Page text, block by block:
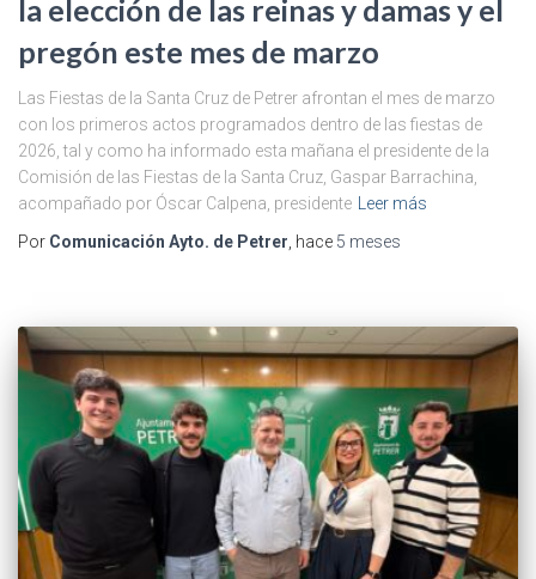
la elección de las reinas y damas y el
pregón este mes de marzo
Las Fiestas de la Santa Cruz de Petrer afrontan el mes de marzo
con los primeros actos programados dentro de las fiestas de
2026, tal y como ha informado esta mañana el presidente de la
Comisión de las Fiestas de la Santa Cruz, Gaspar Barrachina,
acompañado por Óscar Calpena, presidente Leer más
Por Comunicación Ayto. de Petrer, hace 5 meses